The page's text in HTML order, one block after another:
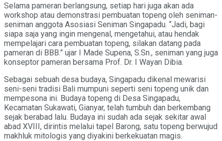
Selama pameran berlangsung, setiap hari juga akan ada
workshop atau demonstrasi pembuatan topeng oleh seniman-
seniman anggota Asosiasi Seniman Singapadu. “Jadi, bagi
siapa saja yang ingin mengenal, mengetahui, atau hendak
mempelajari cara pembuatan topeng, silakan datang pada
pameran di BBB.” ujar I Made Supena, S.Sn., seniman yang juga
konseptor pameran bersama Prof. Dr. I Wayan Dibia.
Sebagai sebuah desa budaya, Singapadu dikenal mewarisi
seni-seni tradisi Bali mumpuni seperti seni topeng unik dan
mempesona ini. Budaya topeng di Desa Singapadu,
Kecamatan Sukawati, Gianyar, telah tumbuh dan berkembang
sejak berabad lalu. Budaya ini sudah ada sejak sekitar awal
abad XVIII, dirintis melalui tapel Barong, satu topeng berwujud
makhluk mitologis yang diyakini berkekuatan magis.